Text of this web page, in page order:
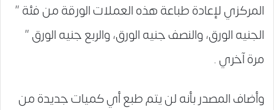
المركزي لإعادة طباعة هذه العملات الورقة من فئة ”
الجنيه الورق، والنصف جنيه الورق، والربع جنيه الورق ”
مرة آخري .
وأضاف المصدر بأنه لن يتم طبع أي كميات جديدة من